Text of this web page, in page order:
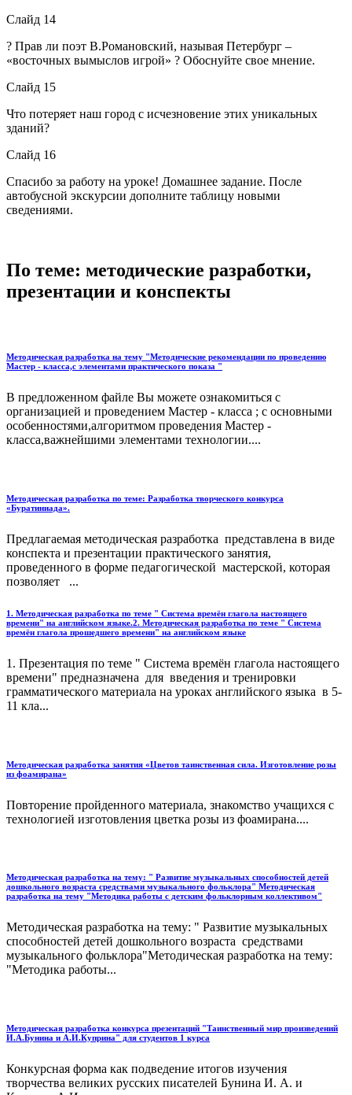
Слайд 14
? Прав ли поэт В.Романовский, называя Петербург –
«восточных вымыслов игрой» ? Обоснуйте свое мнение.
Слайд 15
Что потеряет наш город с исчезновение этих уникальных
зданий?
Слайд 16
Спасибо за работу на уроке! Домашнее задание. После
автобусной экскурсии дополните таблицу новыми
сведениями.
По теме: методические разработки,
презентации и конспекты
Методическая разработка на тему "Методические рекомендации по проведению
Мастер - класса,с элементами практического показа "
В предложенном файле Вы можете ознакомиться с
организацией и проведением Мастер - класса ; с основными
особенностями,алгоритмом проведения Мастер -
класса,важнейшими элементами технологии....
Методическая разработка по теме: Разработка творческого конкурса
«Буратиниада».
Предлагаемая методическая разработка представлена в виде
конспекта и презентации практического занятия,
проведенного в форме педагогической мастерской, которая
позволяет ...
1. Методическая разработка по теме " Система времён глагола настоящего
времени" на английском языке.2. Методическая разработка по теме " Система
времён глагола прошедшего времени" на английском языке
1. Презентация по теме " Система времён глагола настоящего
времени" предназначена для введения и тренировки
грамматического материала на уроках английского языка в 5-
11 кла...
Методическая разработка занятия «Цветов таинственная сила. Изготовление розы
из фоамирана»
Повторение пройденного материала, знакомство учащихся с
технологией изготовления цветка розы из фоамирана....
Методическая разработка на тему: " Развитие музыкальных способностей детей
дошкольного возраста средствами музыкального фольклора" Методическая
разработка на тему "Методика работы с детским фольклорным коллективом"
Методическая разработка на тему: " Развитие музыкальных
способностей детей дошкольного возраста средствами
музыкального фольклора"Методическая разработка на тему:
"Методика работы...
Методическая разработка конкурса презентаций "Таинственный мир произведений
И.А.Бунина и А.И.Куприна" для студентов 1 курса
Конкурсная форма как подведение итогов изучения
творчества великих русских писателей Бунина И. А. и